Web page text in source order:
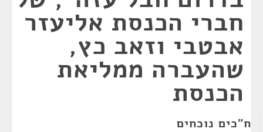
חברי הכנסת אליעזר
אבטבי וזאב כץ,
שהעברה ממליאת
הכנסת
ח"כים נוכחים